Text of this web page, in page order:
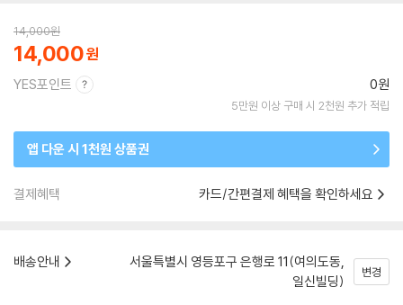
14,000원
14,000
YES포인트 0원
5만원 이상 구매 시 2천원 추가 적립
앱 다운 시 1천원 상품권
결제혜택 카드/간편결제 혜택을 확인하세요
배송안내
서울특별시 영등포구 은행로 11(여의도동,
일신빌딩)
변경